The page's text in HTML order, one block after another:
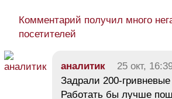
Комментарий получил много
посетителей
аналитик 25 окт,
Задрали 200-
Работать бы лучше